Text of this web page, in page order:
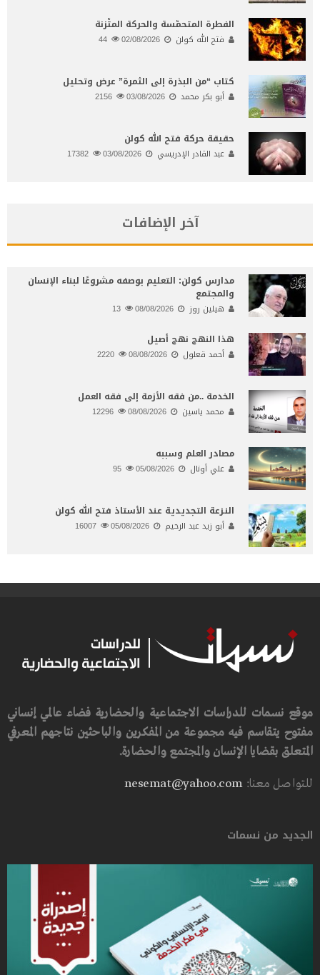
الفطرة المتحمّسة والحركة المتّزنة
فتح الله كولن 02/08/2026
كتاب “من البذرة إلى الثمرة” عرض وتحليل
أبو بكر محمد 03/08/2026
حقيقة حركة فتح الله كولن
عبد القادر الإدريسي 03/08/2026
آخر الإضافات
مدارس كولن: التعليم بوصفه مشروعًا لبناء الإنسان
والمجتمع
هيلين روز 08/08/2026
هذا النهج نهج أصيل
أحمد قعلول 08/08/2026
الخدمة ..من فقه الأزمة إلى فقه العمل
محمد ياسين 08/08/2026
مصادر العلم وسببه
علي أونال 05/08/2026
النـزعة التجديدية عند الأستاذ فتح الله كولن
أبو زيد عبد الرحيم 05/08/2026
موقع نسمات للدراسات الاجتماعية والحضارية فضاء عالمي إنساني
مفتوح يتقاسم فيه مجموعة من المفكرين والباحثين نتاجهم المعرفي
المتعلق بقضايا الإنسان والمجتمع والحضارة.
للتواصل معنا:nesemat@yahoo.com
الجديد من نسمات